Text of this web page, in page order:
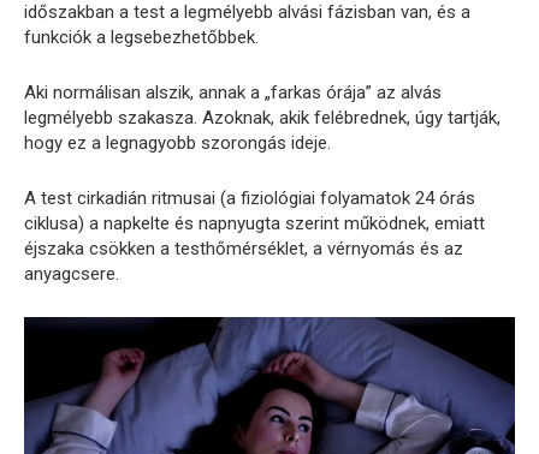
időszakban a test a legmélyebb alvási fázisban van, és a
funkciók a legsebezhetőbbek.
Aki normálisan alszik, annak a „farkas órája” az alvás
legmélyebb szakasza. Azoknak, akik felébrednek, úgy tartják,
hogy ez a legnagyobb szorongás ideje.
A test cirkadián ritmusai (a fiziológiai folyamatok 24 órás
ciklusa) a napkelte és napnyugta szerint működnek, emiatt
éjszaka csökken a testhőmérséklet, a vérnyomás és az
anyagcsere.